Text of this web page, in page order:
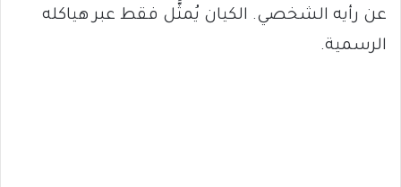
عن رأيه الشخصي. الكيان يُمثَّل فقط عبر هياكله
الرسمية.